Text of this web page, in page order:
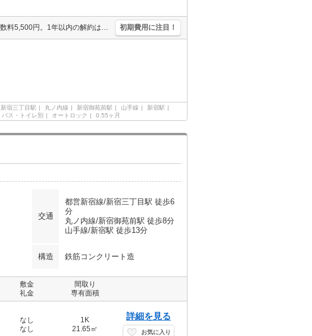
鍵交換代33,000円。事務手数料22,000円。退去時清算手数料5,500円。1年以内の解約は違約金1ヶ月分発生。保証会社加入要(初回月額総額100%、月次保証料2,330円)。 初期費用に注目！
新宿三丁目駅 丸ノ内線 新宿御苑前駅 山手線
新宿駅
バス・トイレ別 オートロック 0.55ヶ月
交通
都営新宿線/新宿三丁目駅 徒歩6
分
丸ノ内線/新宿御苑前駅 徒歩8分
山手線/新宿駅 徒歩13分
構造 鉄筋コンクリート造
敷金
礼金
間取り
専有面積
なし
なし
1K
21.65㎡
詳細を見る
お気に入り